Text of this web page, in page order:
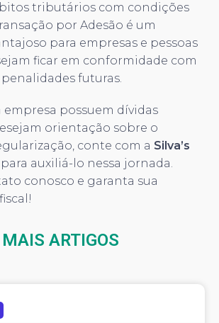
tributários com condições
por Adesão é um
para empresas e pessoas
ficar em conformidade com
futuras.
empresa possuem dívidas
orientação sobre o
conte com a Silva’s
para auxiliá-lo nessa jornada.
conosco e garanta sua
MAIS ARTIGOS